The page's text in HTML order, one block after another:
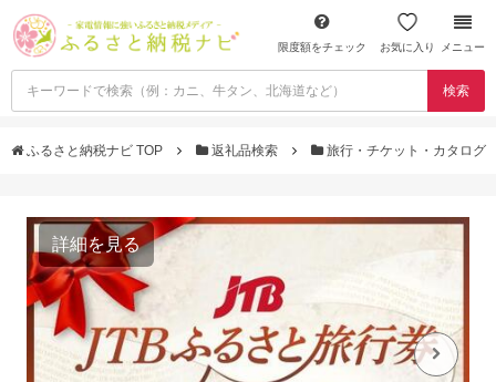
限度額をチェック お気に入り メニュー
検索
ふるさと納税ナビ TOP 返礼品検索 旅行・チケット・カタログ
詳細を見る